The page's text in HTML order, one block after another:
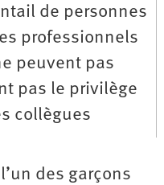
de personnes
professionnels
peuvent pas
pas le privilège
collègues
des garçons